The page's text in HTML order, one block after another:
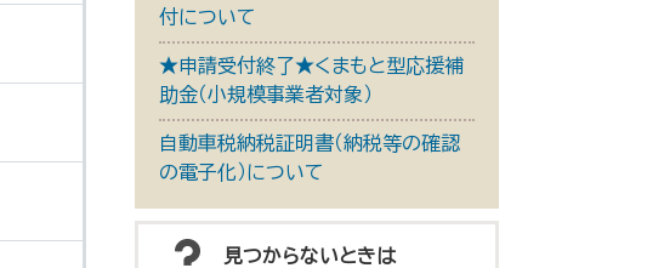
付について
★申請受付終了★くまもと型応援補
助金（小規模事業者対象）
自動車税納税証明書（納税等の確認
の電子化）について
見つからないときは